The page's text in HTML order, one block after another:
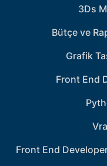
3Ds
Bütçe ve
Grafik
Front End
Front End